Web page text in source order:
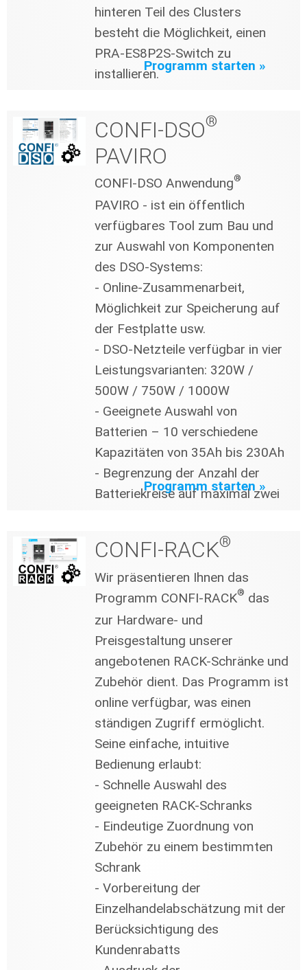
hinteren Teil des Clusters
besteht die Möglichkeit, einen
PRA-ES8P2S-Switch zu
installieren.Programm starten »
CONFI-DSO®
PAVIRO
CONFI-DSO Anwendung®
PAVIRO - ist ein öffentlich
verfügbares Tool zum Bau und
zur Auswahl von Komponenten
des DSO-Systems:
- Online-Zusammenarbeit,
Möglichkeit zur Speicherung auf
der Festplatte usw.
- DSO-Netzteile verfügbar in vier
Leistungsvarianten: 320W /
500W / 750W / 1000W
- Geeignete Auswahl von
Batterien – 10 verschiedene
Kapazitäten von 35Ah bis 230Ah
- Begrenzung der Anzahl der
Batteriekreise auf maximal zwei
Programm starten »
CONFI-RACK®
Wir präsentieren Ihnen das
Programm CONFI-RACK® das
zur Hardware- und
Preisgestaltung unserer
angebotenen RACK-Schränke und
Zubehör dient. Das Programm ist
online verfügbar, was einen
ständigen Zugriff ermöglicht.
Seine einfache, intuitive
Bedienung erlaubt:
- Schnelle Auswahl des
geeigneten RACK-Schranks
- Eindeutige Zuordnung von
Zubehör zu einem bestimmten
Schrank
- Vorbereitung der
Einzelhandelabschätzung mit der
Berücksichtigung des
Kundenrabatts